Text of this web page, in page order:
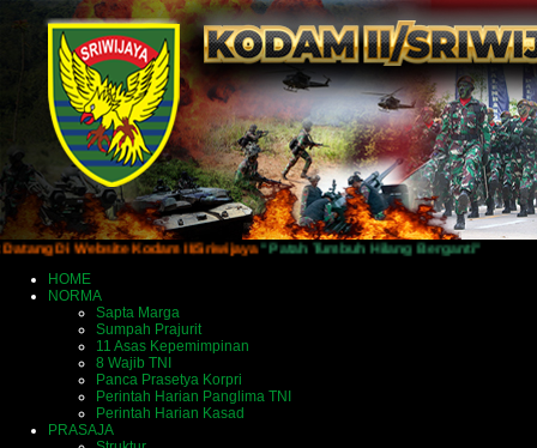
Website Kodam II/Sriwijaya "Patah Tumbuh Hilang Berganti"
HOME
NORMA
Sapta Marga
Sumpah Prajurit
11 Asas Kepemimpinan
8 Wajib TNI
Panca Prasetya Korpri
Perintah Harian Panglima TNI
Perintah Harian Kasad
PRASAJA